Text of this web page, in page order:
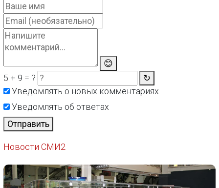
😊
5 + 9 = ?
↻
Уведомлять о новых комментариях
Уведомлять об ответах
Отправить
Новости СМИ2